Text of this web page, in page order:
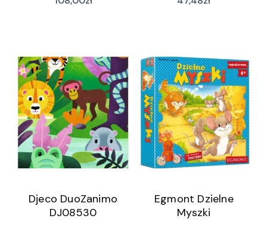
Djeco DuoZanimo
DJ08530
Egmont Dzielne
Myszki